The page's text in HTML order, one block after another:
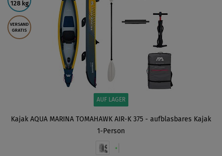
128 kg
VERSAND
GRATIS
AUF LAGER
Kajak AQUA MARINA TOMAHAWK AIR-K 375 - aufblasbares Kajak
1-Person